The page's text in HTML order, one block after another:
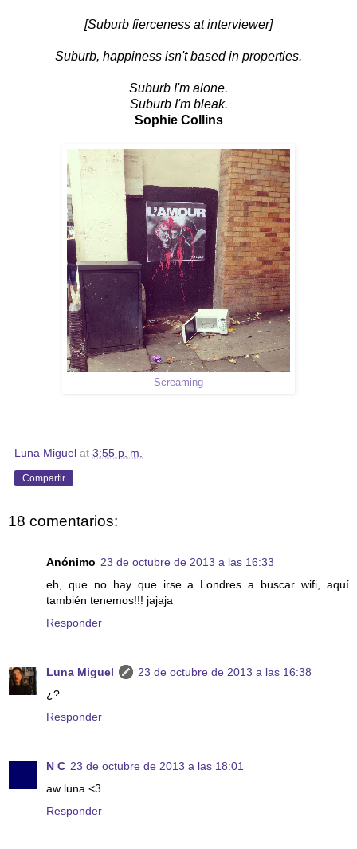
[Suburb fierceness at interviewer]
Suburb, happiness isn't based in properties.
Suburb I'm alone.
Suburb I'm bleak.
Sophie Collins
Screaming
Luna Miguel at 3:55 p. m.
Compartir
18 comentarios:
Anónimo 23 de octubre de 2013 a las 16:33
eh, que no hay que irse a Londres a buscar wifi, aquí
también tenemos!!! jajaja
Responder
Luna Miguel
23 de octubre de 2013 a las 16:38
¿?
Responder
N C 23 de octubre de 2013 a las 18:01
aw luna <3
Responder